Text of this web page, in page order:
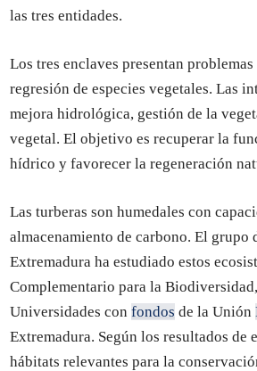
las tres entidades.
Los tres enclaves presentan
regresión de especies vegetales. Las
mejora hidrológica, gestión de la
vegetal. El objetivo es recuperar la
hídrico y favorecer la regeneración
Las turberas son humedales con
almacenamiento de carbono. El
Extremadura ha estudiado estos
Complementario para la
Universidades con fondos de la Unión
Extremadura. Según los resultados
hábitats relevantes para la